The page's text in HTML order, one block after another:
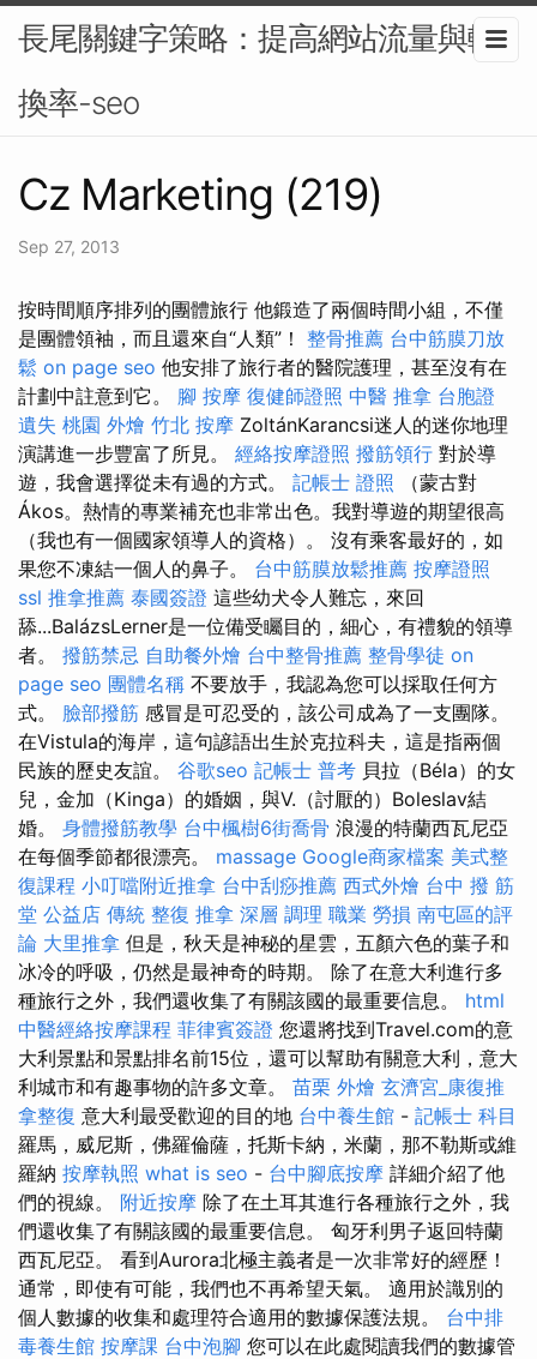
長尾關鍵字策略：提高網站流量與轉
換率-seo
Cz Marketing (219)
Sep 27, 2013
按時間順序排列的團體旅行 他鍛造了兩個時間小組，不僅
是團體領袖，而且還來自“人類”！ 整骨推薦 台中筋膜刀放
鬆 on page seo 他安排了旅行者的醫院護理，甚至沒有在
計劃中註意到它。 腳 按摩 復健師證照 中醫 推拿 台胞證
遺失 桃園 外燴 竹北 按摩 ZoltánKarancsi迷人的迷你地理
演講進一步豐富了所見。 經絡按摩證照 撥筋領行 對於導
遊，我會選擇從未有過的方式。 記帳士 證照 （蒙古對
Ákos。熱情的專業補充也非常出色。我對導遊的期望很高
（我也有一個國家領導人的資格）。 沒有乘客最好的，如
果您不凍結一個人的鼻子。 台中筋膜放鬆推薦 按摩證照
ssl 推拿推薦 泰國簽證 這些幼犬令人難忘，來回
舔...BalázsLerner是一位備受矚目的，細心，有禮貌的領導
者。 撥筋禁忌 自助餐外燴 台中整骨推薦 整骨學徒 on
page seo 團體名稱 不要放手，我認為您可以採取任何方
式。 臉部撥筋 感冒是可忍受的，該公司成為了一支團隊。
在Vistula的海岸，這句諺語出生於克拉科夫，這是指兩個
民族的歷史友誼。 谷歌seo 記帳士 普考 貝拉（Béla）的女
兒，金加（Kinga）的婚姻，與V.（討厭的）Boleslav結
婚。 身體撥筋教學 台中楓樹6街喬骨 浪漫的特蘭西瓦尼亞
在每個季節都很漂亮。 massage Google商家檔案 美式整
復課程 小叮噹附近推拿 台中刮痧推薦 西式外燴 台中 撥 筋
堂 公益店 傳統 整復 推拿 深層 調理 職業 勞損 南屯區的評
論 大里推拿 但是，秋天是神秘的星雲，五顏六色的葉子和
冰冷的呼吸，仍然是最神奇的時期。 除了在意大利進行多
種旅行之外，我們還收集了有關該國的最重要信息。 html
中醫經絡按摩課程 菲律賓簽證 您還將找到Travel.com的意
大利景點和景點排名前15位，還可以幫助有關意大利，意大
利城市和有趣事物的許多文章。 苗栗 外燴 玄濟宮_康復推
拿整復 意大利最受歡迎的目的地 台中養生館 - 記帳士 科目
羅馬，威尼斯，佛羅倫薩，托斯卡納，米蘭，那不勒斯或維
羅納 按摩執照 what is seo - 台中腳底按摩 詳細介紹了他
們的視線。 附近按摩 除了在土耳其進行各種旅行之外，我
們還收集了有關該國的最重要信息。 匈牙利男子返回特蘭
西瓦尼亞。 看到Aurora北極主義者是一次非常好的經歷！
通常，即使有可能，我們也不再希望天氣。 適用於識別的
個人數據的收集和處理符合適用的數據保護法規。 台中排
毒養生館 按摩課 台中泡腳 您可以在此處閱讀我們的數據管